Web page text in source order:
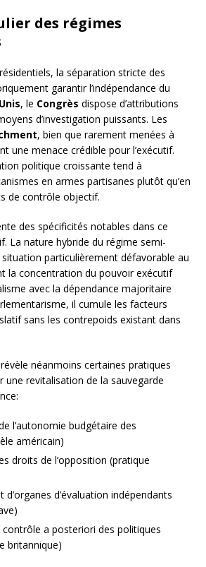
des régimes
la séparation stricte des
garantir l’indépendance du
, le Congrès dispose d’attributions
d’investigation puissants. Les
, bien que rarement menées à
une menace crédible pour l’exécutif.
politique croissante tend à
en armes partisanes plutôt qu’en
de contrôle objectif.
des spécificités notables dans ce
La nature hybride du régime semi-
particulièrement défavorable au
la concentration du pouvoir exécutif
avec la dépendance majoritaire
il cumule les facteurs
sans les contrepoids existant dans
néanmoins certaines pratiques
une revitalisation de la sauvegarde
l’autonomie budgétaire des
américain)
droits de l’opposition (pratique
d’évaluation indépendants
a posteriori des politiques
britannique)